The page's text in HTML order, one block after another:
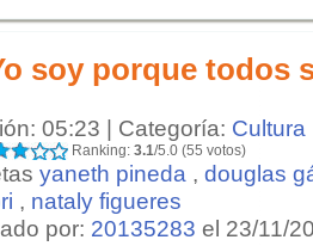
soy porque todos
05:23 | Categoría: Cultura
Ranking: 3.1/5.0 (55 votos)
yaneth pineda , douglas
, nataly figueres
por: 20135283 el 23/11/